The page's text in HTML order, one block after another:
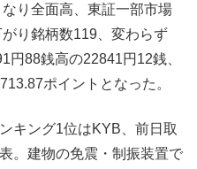
り全面高、東証一部市場
り銘柄数119、変わらず
円88銭高の22841円12銭、
ポイントとなった。
キング1位はKYB、前日取
。建物の免震・制振装置で